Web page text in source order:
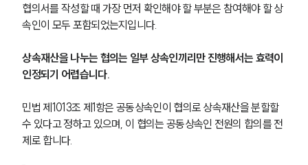
협의서를 작성할 때 가장 먼저 확인해야 할 부분은 참여해야 할 상
속인이 모두 포함되었는지입니다.
상속재산을 나누는 협의는 일부 상속인끼리만 진행해서는 효력이
인정되기 어렵습니다.
민법 제1013조 제1항은 공동상속인이 협의로 상속재산을 분할할
수 있다고 정하고 있으며, 이 협의는 공동상속인 전원의 합의를 전
제로 합니다.